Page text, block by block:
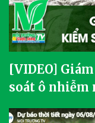
[VIDEO]
soát ô nhiễm